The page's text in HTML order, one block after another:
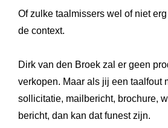
Of zulke taalmissers wel of niet
de context.
Dirk van den Broek zal er geen
verkopen. Maar als jij een taalfout
sollicitatie, mailbericht, brochure,
bericht, dan kan dat funest zijn.